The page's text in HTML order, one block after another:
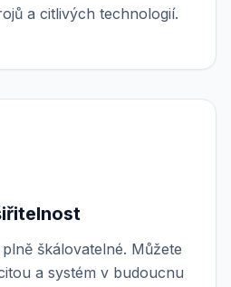
a citlivých technologií.
škálovatelné. Můžete
a systém v budoucnu